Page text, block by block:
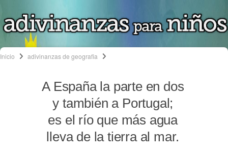
Inicio adivinanzas de geografia
A España la parte en dos
y también a Portugal;
es el río que más agua
lleva de la tierra al mar.